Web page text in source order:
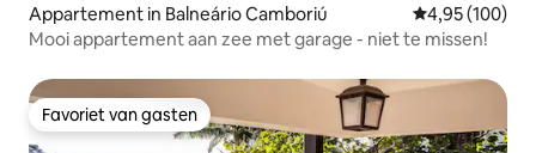
Appartement in Balneário Camboriú Gemiddelde
4,95 (100)
Mooi appartement aan zee met garage - niet te missen!
Favoriet van gasten
Favoriet van gasten